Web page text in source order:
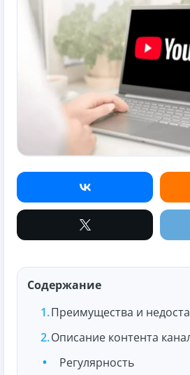
Содержание
Преимущества и
Описание контента
Регулярность